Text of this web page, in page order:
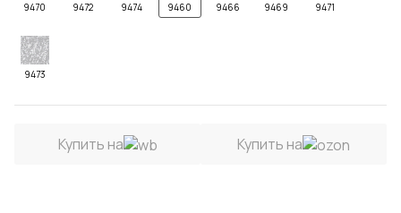
9470 9472 9474 9460 9466 9469 9471
9473
Купить на Купить на